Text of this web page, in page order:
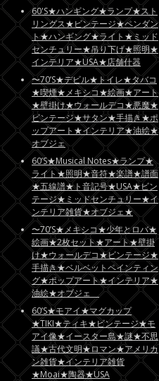
60'S★ハンギング★ランプ★スト
リングス★ビンテージ★ペンダン
ト★ハンギング★ライト★ミッド
センチュリー★吊り下げ★照明★
インテリア★USA★店舗什器
〜70’S★デビル★トイレ★タバコ
★喫煙★メキシコ★絵画★アート
★壁掛け★ウォールデコ★悪魔★
ビンテージ★サタン★手描き★ポ
ップアート★インテリア★油絵★
オブジェ
60’S★Musical Notes★ランプ★
ライト★照明★音符★楽譜★譜面
★五線譜★ト音記号★USA★ビン
テージ★ミッドセンチュリー★イ
ンテリア雑貨★オブジェ★
〜70’S★メキシコ★少年とロバ★
絵画★2枚セット★アート★壁掛
け★ウォールデコ★ビンテージ★
手描き★ベルベットペインティン
グ★ポップアート★インテリア★
油絵★オブジェ
60’S★モアイ★マグカップ
★TIKI★ティキ★ビンテージ★モ
アイ像★イースター島★謎★不思
議★古代文明★ロマン★アメリカ
ン雑貨★インテリア雑貨
★Moai★陶器★USA